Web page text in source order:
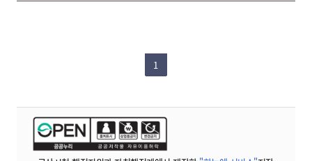
1